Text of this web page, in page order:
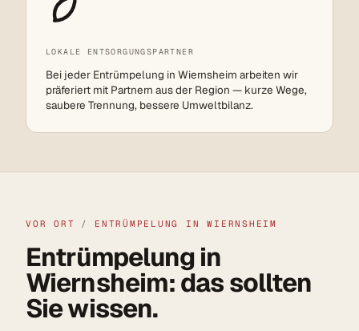
LOKALE ENTSORGUNGSPARTNER
Bei jeder Entrümpelung in Wiernsheim arbeiten wir
präferiert mit Partnern aus der Region — kurze Wege,
saubere Trennung, bessere Umweltbilanz.
VOR ORT / ENTRÜMPELUNG IN WIERNSHEIM
Entrümpelung in
Wiernsheim: das sollten
Sie wissen.